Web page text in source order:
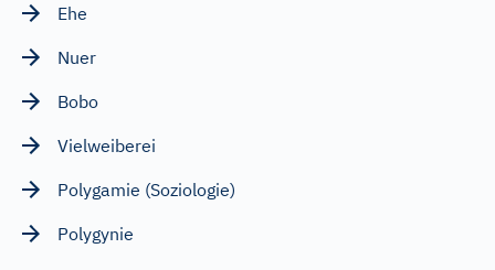
Ehe
Nuer
Bobo
Vielweiberei
Polygamie (Soziologie)
Polygynie